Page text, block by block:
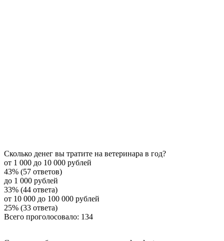
Сколько денег вы тратите на ветеринара в год?
от 1 000 до 10 000 рублей
43% (57 ответов)
до 1 000 рублей
33% (44 ответа)
от 10 000 до 100 000 рублей
25% (33 ответа)
Всего проголосовало: 134